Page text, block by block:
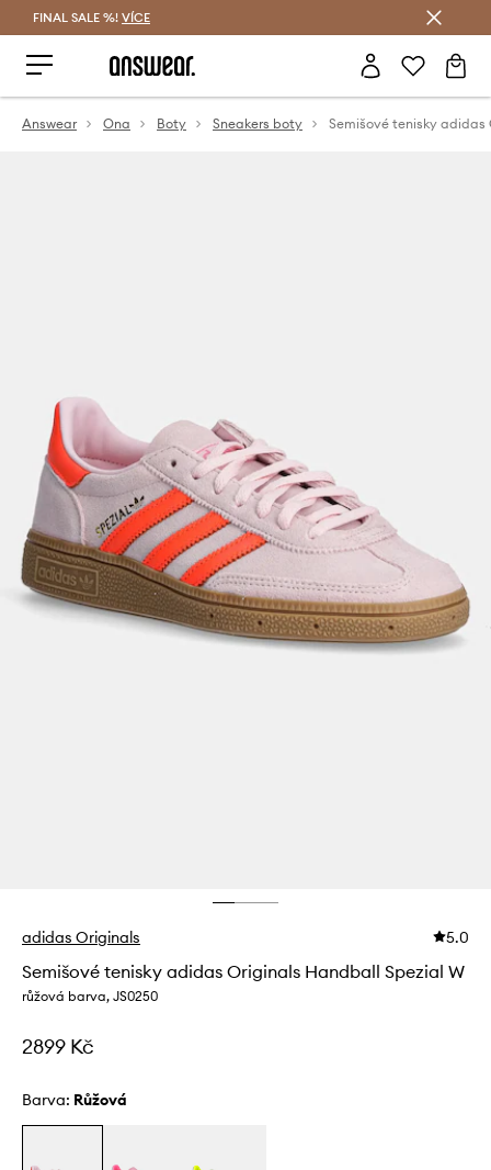
FINAL SALE %! VÍCE
Answear Ona Boty Sneakers boty
adidas Originals 5.0
Semišové tenisky adidas Originals Handball Spezial W
růžová barva, JS0250
2899 Kč
Barva: růžová